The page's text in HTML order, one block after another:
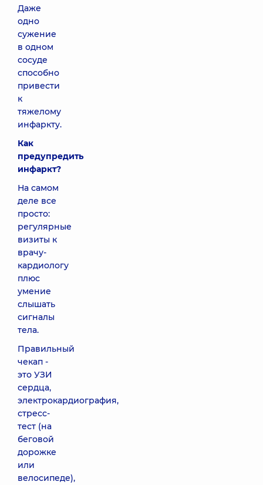
Даже
одно
сужение
в одном
сосуде
способно
привести
к
тяжелому
инфаркту.
Как
предупредить
инфаркт?
На самом
деле все
просто:
регулярные
визиты к
врачу-
кардиологу
плюс
умение
слышать
сигналы
тела.
Правильный
чекап -
это УЗИ
сердца,
электрокардиография,
стресс-
тест (на
беговой
дорожке
или
велосипеде),